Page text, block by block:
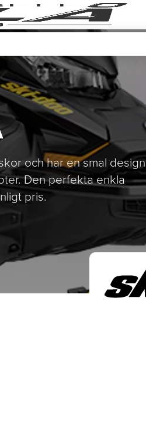
och har en smal design
Den perfekta enkla
pris.